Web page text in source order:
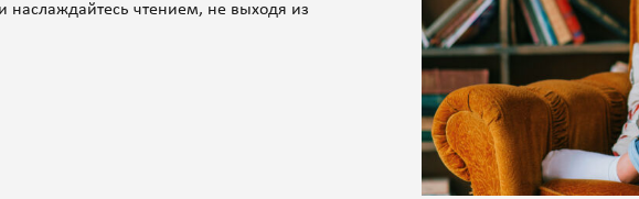
наслаждайтесь чтением, не выходя из